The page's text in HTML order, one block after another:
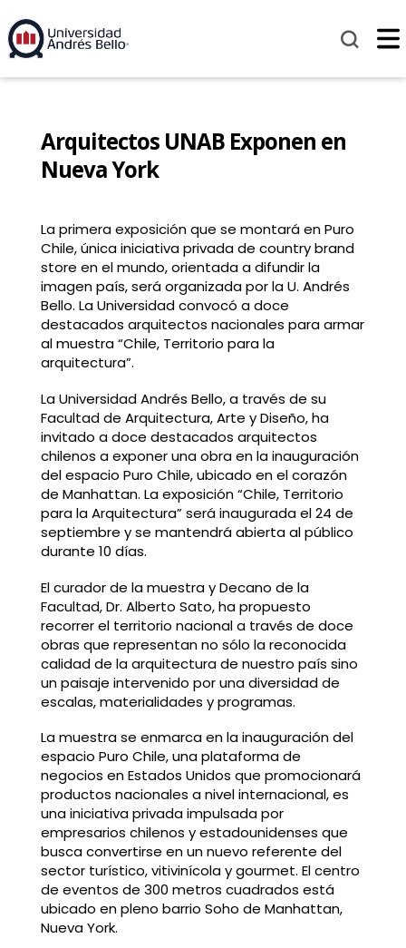
Arquitectos UNAB Exponen en
Nueva York
La primera exposición que se montará en Puro
Chile, única iniciativa privada de country brand
store en el mundo, orientada a difundir la
imagen país, será organizada por la U. Andrés
Bello. La Universidad convocó a doce
destacados arquitectos nacionales para armar
al muestra “Chile, Territorio para la
arquitectura”.
La Universidad Andrés Bello, a través de su
Facultad de Arquitectura, Arte y Diseño, ha
invitado a doce destacados arquitectos
chilenos a exponer una obra en la inauguración
del espacio Puro Chile, ubicado en el corazón
de Manhattan. La exposición “Chile, Territorio
para la Arquitectura” será inaugurada el 24 de
septiembre y se mantendrá abierta al público
durante 10 días.
El curador de la muestra y Decano de la
Facultad, Dr. Alberto Sato, ha propuesto
recorrer el territorio nacional a través de doce
obras que representan no sólo la reconocida
calidad de la arquitectura de nuestro país sino
un paisaje intervenido por una diversidad de
escalas, materialidades y programas.
La muestra se enmarca en la inauguración del
espacio Puro Chile, una plataforma de
negocios en Estados Unidos que promocionará
productos nacionales a nivel internacional, es
una iniciativa privada impulsada por
empresarios chilenos y estadounidenses que
busca convertirse en un nuevo referente del
sector turístico, vitivinícola y gourmet. El centro
de eventos de 300 metros cuadrados está
ubicado en pleno barrio Soho de Manhattan,
Nueva York.